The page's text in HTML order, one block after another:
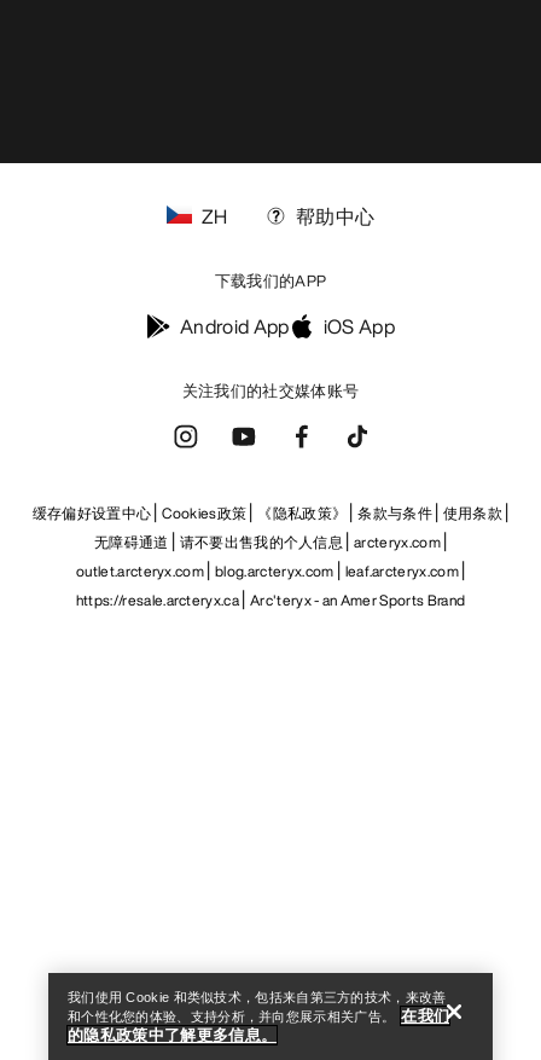
关注我们的社交媒体账号
ZH 帮助中心
下载我们的APP
Android App iOS App
缓存偏好设置中心 Cookies政策 《隐私政策》 条款与条件 使用条款
无障碍通道
请不要出售我的个人信息 arcteryx.com
outlet.arcteryx.com blog.arcteryx.com leaf.arcteryx.com
https://resale.arcteryx.ca Arc'teryx - an Amer Sports Brand
我们使用 Cookie 和类似技术，包括来自第三方的技术，来改善
和个性化您的体验、支持分析，并向您展示相关广告。
在我们
的隐私政策中了解更多信息。